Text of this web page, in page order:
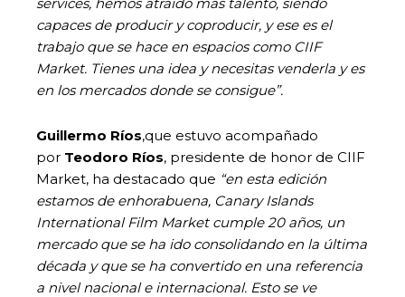
capaces de producir y coproducir, y ese es el
trabajo que se hace en espacios como CIIF
Market. Tienes una idea y necesitas venderla y es
en los mercados donde se consigue”.
Guillermo Ríos,que estuvo acompañado
por Teodoro Ríos, presidente de honor de CIIF
Market, ha destacado que “en esta edición
estamos de enhorabuena, Canary Islands
International Film Market cumple 20 años, un
mercado que se ha ido consolidando en la última
década y que se ha convertido en una referencia
a nivel nacional e internacional. Esto se ve